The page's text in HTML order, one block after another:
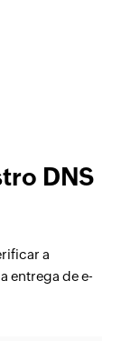
DNS
a
entrega de e-